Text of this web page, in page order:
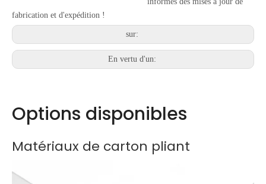
fabrication et d'expédition !
sur:
En vertu d'un:
Options disponibles
Matériaux de carton pliant